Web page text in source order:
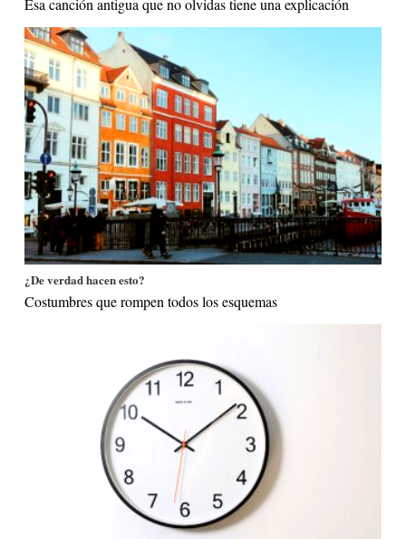
Esa canción antigua que no olvidas tiene una explicación
¿De verdad hacen esto?
Costumbres que rompen todos los esquemas